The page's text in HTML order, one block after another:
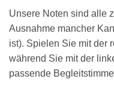
Unsere Noten sind alle
Ausnahme mancher
ist). Spielen Sie mit der
während Sie mit der
passende
18 SAITEN